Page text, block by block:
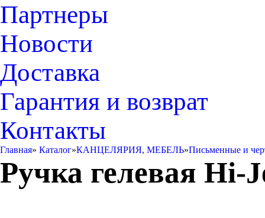
Партнеры
Новости
Доставка
Гарантия и возврат
Контакты
Главная» Каталог»КАНЦЕЛЯРИЯ, МЕБЕЛЬ»Письменные и
Ручка гелевая Hi-